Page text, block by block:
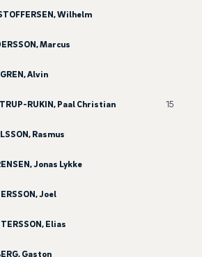
Wilhelm
Marcus
Alvin
RUKIN, Paal Christian 15
Rasmus
Jonas Lykke
Joel
Elias
Gaston